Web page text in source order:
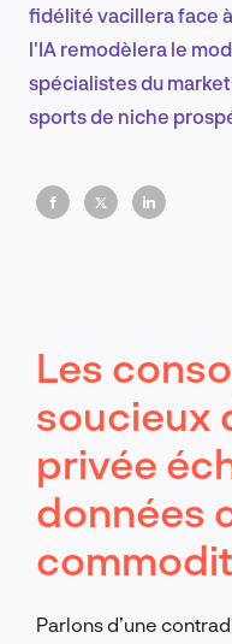
fidélité vacillera face
l'IA remodèlera le
spécialistes du
sports de niche
publics en constante
rapidement et de
Les
soucieux
privée
données
Parlons d’une